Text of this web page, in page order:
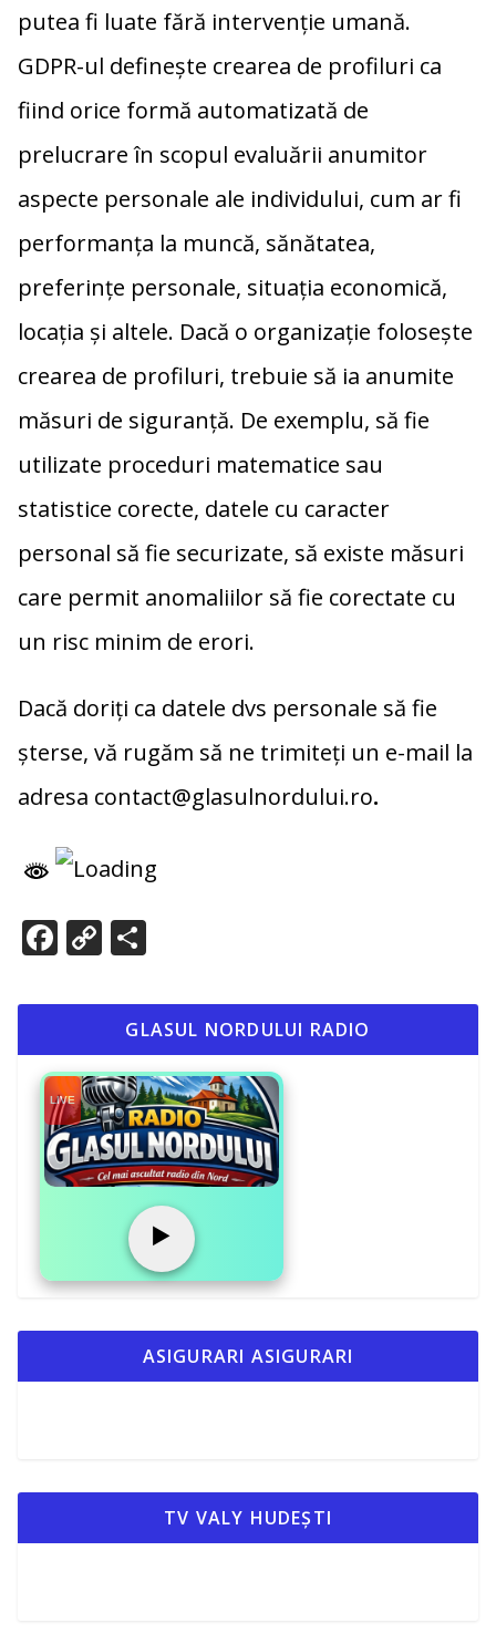
putea fi luate fără intervenție umană.
GDPR-ul definește crearea de profiluri ca
fiind orice formă automatizată de
prelucrare în scopul evaluării anumitor
aspecte personale ale individului, cum ar fi
performanța la muncă, sănătatea,
preferințe personale, situația economică,
locația și altele. Dacă o organizație folosește
crearea de profiluri, trebuie să ia anumite
măsuri de siguranță. De exemplu, să fie
utilizate proceduri matematice sau
statistice corecte, datele cu caracter
personal să fie securizate, să existe măsuri
care permit anomaliilor să fie corectate cu
un risc minim de erori.
Dacă doriţi ca datele dvs personale să fie
șterse, vă rugăm să ne trimiteţi un e-mail la
adresa contact@glasulnordului.ro.
Facebook
CopyPartajează
GLASUL NORDULUI RADIO
LIVE
▶️
ASIGURARI ASIGURARI
TV VALY HUDEȘTI